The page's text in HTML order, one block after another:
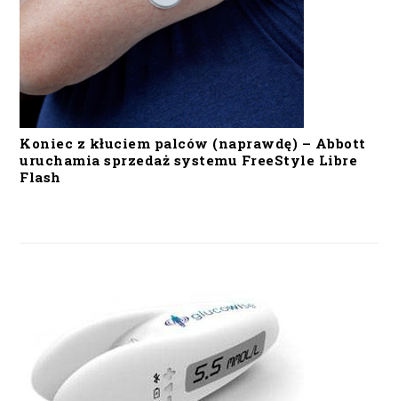
Koniec z kłuciem palców (naprawdę) – Abbott
uruchamia sprzedaż systemu FreeStyle Libre
Flash